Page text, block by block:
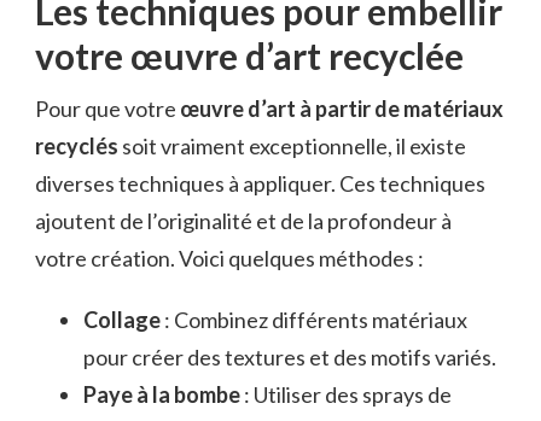
Les techniques pour embellir
votre œuvre d’art recyclée
Pour que votre œuvre d’art à partir de matériaux
recyclés soit vraiment exceptionnelle, il existe
diverses techniques à appliquer. Ces techniques
ajoutent de l’originalité et de la profondeur à
votre création. Voici quelques méthodes :
Collage: Combinez différents matériaux
pour créer des textures et des motifs variés.
Paye à la bombe: Utiliser des sprays de